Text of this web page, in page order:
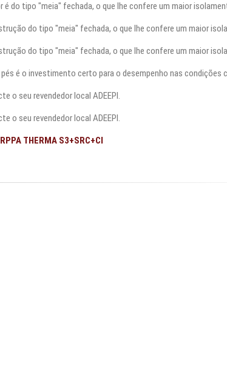
é do tipo "meia" fechada, o que lhe confere um maior
do tipo "meia" fechada, o que lhe confere um maior
do tipo "meia" fechada, o que lhe confere um maior
é o investimento certo para o desempenho nas condições
o seu revendedor local ADEEPI.
o seu revendedor local ADEEPI.
THERMA S3+SRC+CI